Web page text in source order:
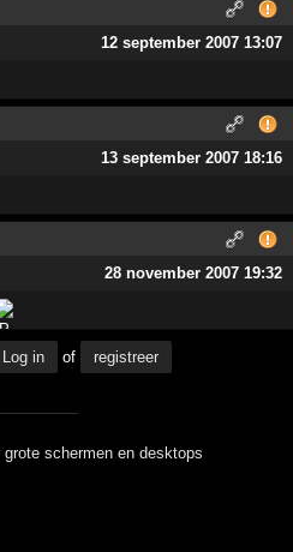
12 september 2007 13:07
13 september 2007 18:16
28 november 2007 19:32
Log in of registreer
schermen en desktops